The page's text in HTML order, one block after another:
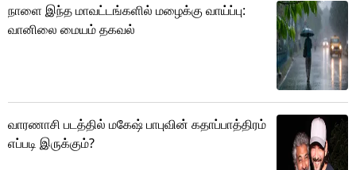
நாளை இந்த மாவட்டங்களில் மழைக்கு வாய்ப்பு:
வானிலை மையம் தகவல்
வாரணாசி படத்தில் மகேஷ் பாபுவின் கதாப்பாத்திரம்
எப்படி இருக்கும்?